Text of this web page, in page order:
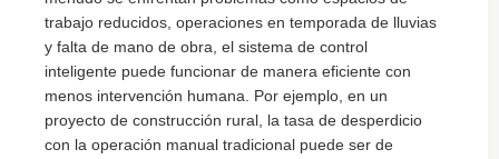
trabajo reducidos, operaciones en temporada de lluvias
y falta de mano de obra, el sistema de control
inteligente puede funcionar de manera eficiente con
menos intervención humana. Por ejemplo, en un
proyecto de construcción rural, la tasa de desperdicio
con la operación manual tradicional puede ser de